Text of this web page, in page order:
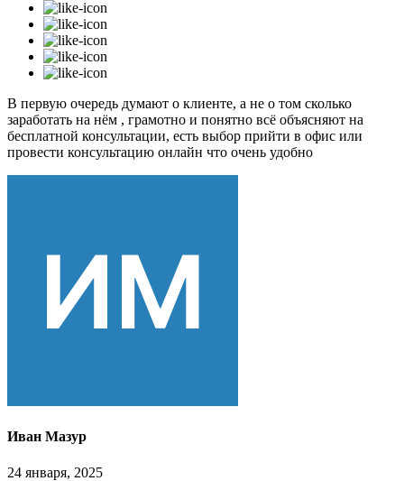
В первую очередь думают о клиенте, а не о том сколько
заработать на нём , грамотно и понятно всё объясняют на
бесплатной консультации, есть выбор прийти в офис или
провести консультацию онлайн что очень удобно
Иван Мазур
24 января, 2025